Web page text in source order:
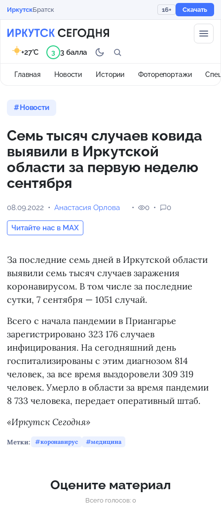
ИркутскБратск 16+ Скачать
Главная Новости Истории Фоторепортажи
+27°C 3 3 балла
Новости
Семь тысяч случаев ковида
выявили в Иркутской
области за первую неделю
сентября
08.09.2022 Анастасия Орлова
Читайте нас в MAX
0 0
За последние семь дней в Иркутской области
выявили семь тысяч случаев заражения
коронавирусом. В том числе за последние
сутки, 7 сентября — 1051 случай.
Всего с начала пандемии в Приангарье
зарегистрировано 323 176 случаев
инфицирования. На сегодняшний день
госпитализированы с этим диагнозом 814
человек, за все время выздоровели 309 319
человек. Умерло в области за время пандемии
8 733 человека, передает оперативный штаб.
«Иркутск Сегодня»
Метки: коронавирус медицина
Оцените материал
Всего голосов: 0